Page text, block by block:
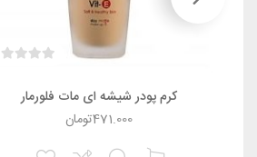
استفاده می باشد.
می باشد.
کرم پودر شیشه ای مات فلورمار
تومان471.000